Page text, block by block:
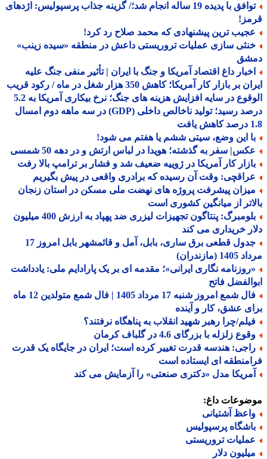
توافق با پدیده 19 ساله انجام شد؛/ گزینه جذاب پرسپولیس: اژدهای
ترین پیشنهادی که محمد صلاح رد کرد!
سازی عملیات تروریستی داعش در منطقه «سیده زینب»
داغ اقتصاد آمریکا و جنگ با ایران | تأثیر منفی جنگ علیه
ایران بر بازار کار آمریکا؛ کاهش 350 هزار شغل در ماه / رکود قریب
الوقوع در سایه افزایش هزینه های جنگ؛ نرخ بیکاری آمریکا به 5.2
درصد رسید؛ تولید ناخالص داخلی (GDP) در سه ماهه دوم امسال
این وضع، سیتی ششم یا هفتم می شود!
سفر به گذشته؛ هویدا در لباس ارتش و در دهه 50 شمسی
کار آمریکا در ژوییه ضعیف شد و فشار بر ترامپ بالا رفت
وقت آن رسیده که برادری واقعی در پیش بگیریم
پیشرفت پروژه های نهضت ملی مسکن در استان زنجان
از میانگین کشوری است
بلومبرگ: پنتاگون تجهیزات لیزری ضد پهپاد به ارزش 400 میلیون
خریداری می کند
جدول قطعی برق ساری، بابل، آمل و قائمشهر بابل امروز 17
(مازندران)
نگاری ایرانی»؛ مقدمه ای بر یک پارادایم ملی: یادداشت
فاتح
فال شمع امروز شنبه 17 مرداد 1405 | فال شمع متولدین 12 ماه
عشق، کار و آینده
چرا رهبر شهید انقلاب به پناهگاه نرفتند؟
زلزله با بزرگای 4.6 در گلباف کرمان
هندسه قدرت تغییر کرده است؛ ایران در جایگاه یک قدرت
ای ایستاده است
مدل «دکتری صنعتی» را آزمایش می کند
داغ:
آشتیانی
پرسپولیس
تروریستی
دلار